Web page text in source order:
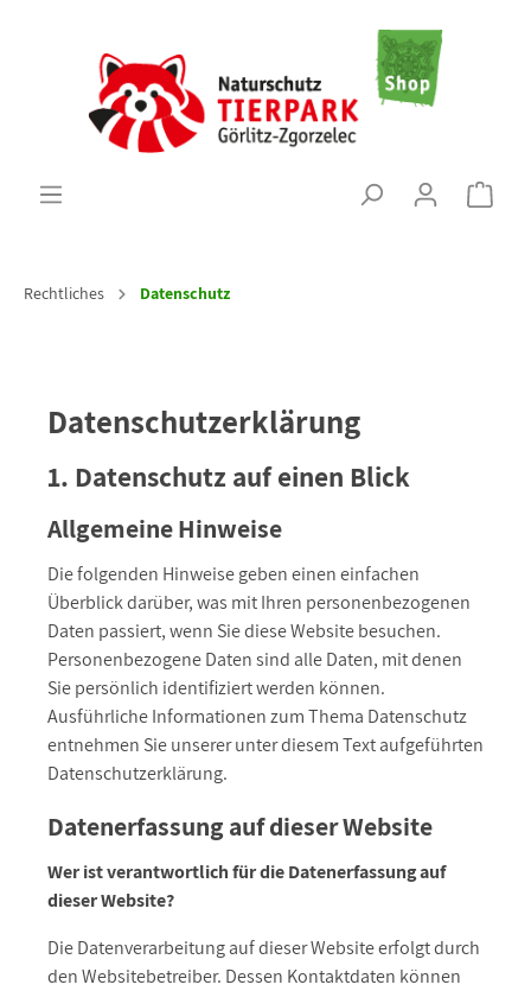
Rechtliches Datenschutz
Datenschutzerklärung
1. Datenschutz auf einen Blick
Allgemeine Hinweise
Die folgenden Hinweise geben einen einfachen
Überblick darüber, was mit Ihren personenbezogenen
Daten passiert, wenn Sie diese Website besuchen.
Personenbezogene Daten sind alle Daten, mit denen
Sie persönlich identifiziert werden können.
Ausführliche Informationen zum Thema Datenschutz
entnehmen Sie unserer unter diesem Text aufgeführten
Datenschutzerklärung.
Datenerfassung auf dieser Website
Wer ist verantwortlich für die Datenerfassung auf
dieser Website?
Die Datenverarbeitung auf dieser Website erfolgt durch
den Websitebetreiber. Dessen Kontaktdaten können